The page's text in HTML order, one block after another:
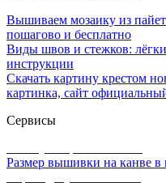
Вышиваем мозаику из
пошагово и бесплатно
Виды швов и стежков:
инструкции
Скачать картину крестом
картинка, сайт
Сервисы
Размер вышивки на канве в